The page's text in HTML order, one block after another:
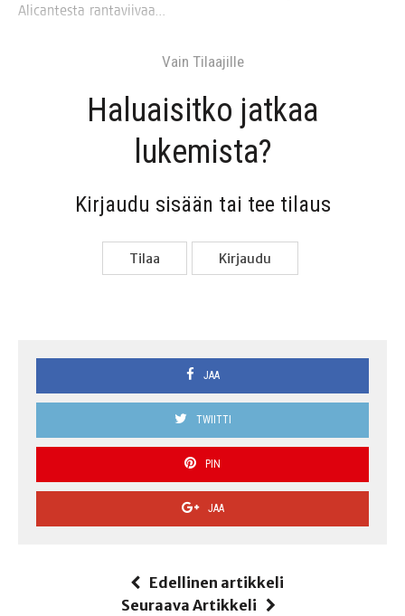
Alican­tes­ta rantaviivaa…
Vain Tilaa­jil­le
Haluai­sit­ko jat­kaa
lukemista?
Kir­jau­du sisään tai tee tilaus
Tilaa Kir­jau­du
JAA
TWIITTI
PIN
JAA
Edellinen artikkeli
Seuraava Artikkeli